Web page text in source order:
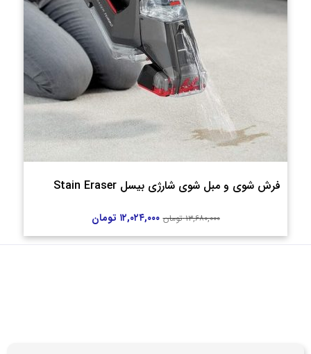
فرش شوی و مبل شوی شارژی بیسل Stain Eraser
۱۳,۶۸۰,۰۰۰ تومان ۱۲,۰۲۴,۰۰۰ تومان